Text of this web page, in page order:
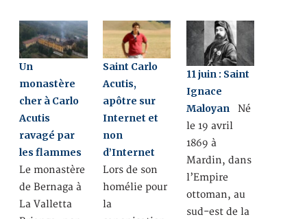
Un
monastère
cher à Carlo
Acutis
ravagé par
les flammes
Le monastère
de Bernaga à
La Valletta
Saint Carlo
Acutis,
apôtre sur
Internet et
non
d’Internet
Lors de son
homélie pour
la
11 juin : Saint
Ignace
Maloyan Né
le 19 avril
1869 à
Mardin, dans
l’Empire
ottoman, au
sud-est de la